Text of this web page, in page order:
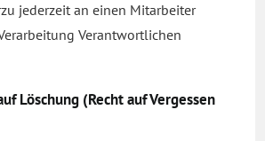
jederzeit an einen Mitarbeiter
Verantwortlichen
Löschung (Recht auf Vergessen